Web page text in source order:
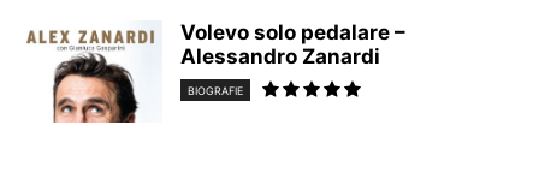
Volevo solo pedalare –
Alessandro Zanardi
BIOGRAFIE